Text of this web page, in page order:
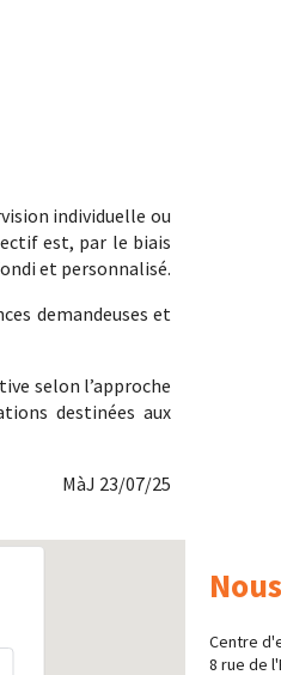
individuelle ou
est, par le biais
et personnalisé.
demandeuses et
selon l’approche
destinées aux
MàJ 23/07/25
Centre
8 rue de